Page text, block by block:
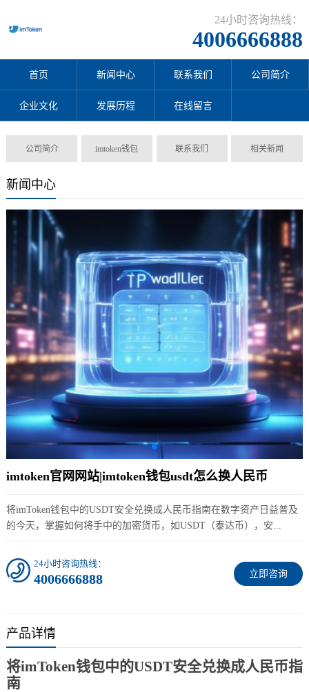
24小时咨询热线：
4006666888
首页 新闻中心 联系我们 公司简介
企业文化 发展历程 在线留言
公司简介 imtoken钱包 联系我们 相关新闻
新闻中心
imtoken官网网站|imtoken钱包usdt怎么换人民币
将imToken钱包中的USDT安全兑换成人民币指南在数字资产日益普及
的今天，掌握如何将手中的加密货币，如USDT（泰达币），安...
立即咨询
24小时咨询热线：
4006666888
产品详情
将imToken钱包中的USDT安全兑换成人民币指
南